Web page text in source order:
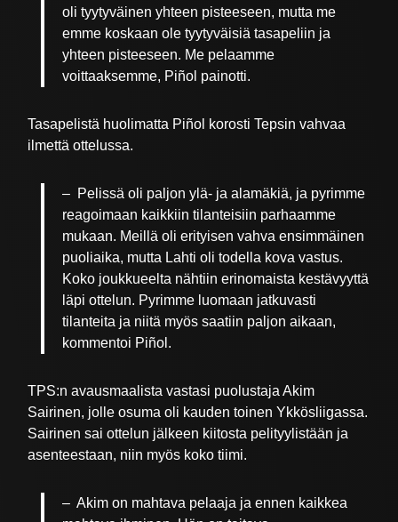
oli tyytyväinen yhteen pisteeseen, mutta me
emme koskaan ole tyytyväisiä tasapeliin ja
yhteen pisteeseen. Me pelaamme
voittaaksemme, Piñol painotti.
Tasapelistä huolimatta Piñol korosti Tepsin vahvaa
ilmettä ottelussa.
– Pelissä oli paljon ylä- ja alamäkiä, ja pyrimme
reagoimaan kaikkiin tilanteisiin parhaamme
mukaan. Meillä oli erityisen vahva ensimmäinen
puoliaika, mutta Lahti oli todella kova vastus.
Koko joukkueelta nähtiin erinomaista kestävyyttä
läpi ottelun. Pyrimme luomaan jatkuvasti
tilanteita ja niitä myös saatiin paljon aikaan,
kommentoi Piñol.
TPS:n avausmaalista vastasi puolustaja Akim
Sairinen, jolle osuma oli kauden toinen Ykkösliigassa.
Sairinen sai ottelun jälkeen kiitosta pelityylistään ja
asenteestaan, niin myös koko tiimi.
– Akim on mahtava pelaaja ja ennen kaikkea